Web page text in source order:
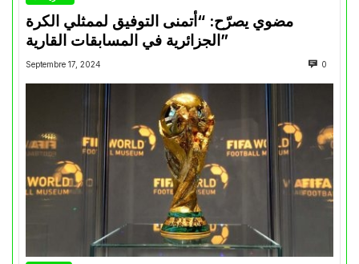
مضوي يصرّح: “أتمنى التوفيق لممثلي الكرة
الجزائرية في المسابقات القارية”
Septembre 17, 2024 0